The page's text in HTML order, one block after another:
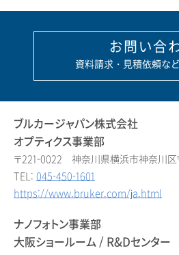
お問い合
資料請求・見積依頼な
ブルカージャパン株式会社
オプティクス事業部
〒221-0022 神奈川県横浜市神奈川区
TEL: 045-450-1601
https://www.bruker.com/ja.html
ナノフォトン事業部
大阪ショールーム / R&Dセンター